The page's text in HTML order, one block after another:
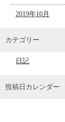
2019年10月
カテゴリー
日記
投稿日カレンダー